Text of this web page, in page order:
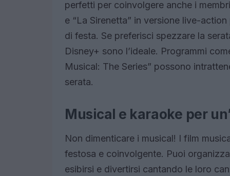
perfetti per coinvolgere anche i
e “La Sirenetta” in versione live-
di festa. Se preferisci spezzare la
Disney+ sono l’ideale. Programmi
Musical: The Series” possono
serata.
Musical e karaoke per
Non dimenticare i musical! I film
festosa e coinvolgente. Puoi
esibirsi e divertirsi cantando le loro